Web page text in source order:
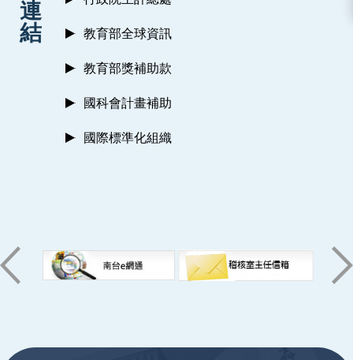
連
結
教育部全球資訊
教育部獎補助款
國科會計畫補助
國際標準化組織